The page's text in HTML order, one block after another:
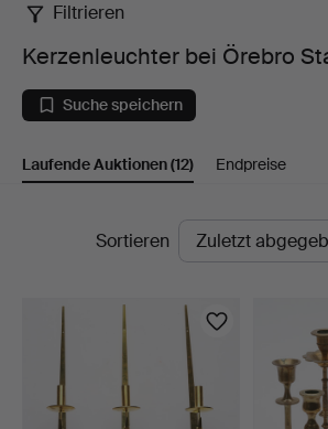
Kerzenleuchter
bei
Örebro
Stadsauktioner
Filtrieren
Kerzenleuchter bei Örebro
Suche speichern
Laufende Auktionen(12) Endpreise
LaufendeSortieren